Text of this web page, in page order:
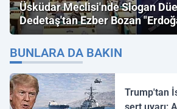
Üsküdar Meclisi'nde Slogan
Dedetaş'tan Ezber Bozan
"İmamoğlu" Çıkışı!
BUNLARA DA BAKIN
Trump'tan
sert uyarı: